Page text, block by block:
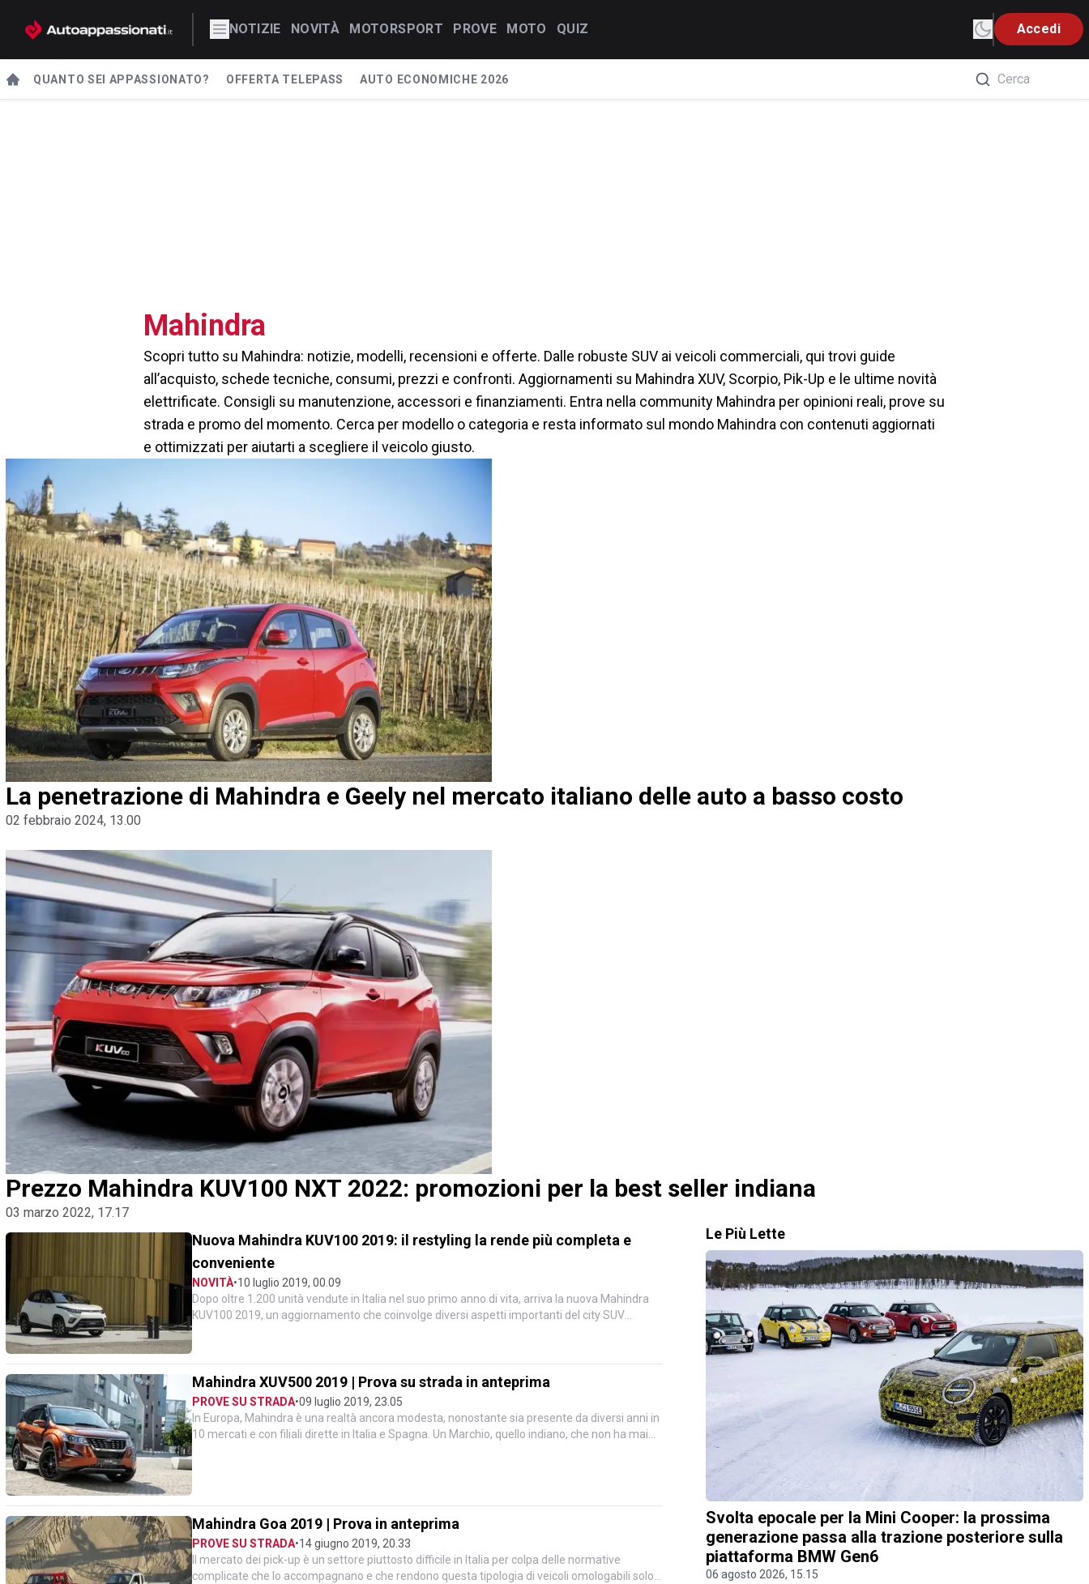
NOTIZIE NOVITÀ MOTORSPORT PROVE MOTO QUIZ Accedi
QUANTO SEI APPASSIONATO? OFFERTA TELEPASS AUTO ECONOMICHE 2026
Mahindra
Scopri tutto su Mahindra: notizie, modelli, recensioni e offerte. Dalle robuste SUV ai veicoli commerciali, qui trovi guide
all’acquisto, schede tecniche, consumi, prezzi e confronti. Aggiornamenti su Mahindra XUV, Scorpio, Pik-Up e le ultime novità
elettrificate. Consigli su manutenzione, accessori e finanziamenti. Entra nella community Mahindra per opinioni reali, prove su
strada e promo del momento. Cerca per modello o categoria e resta informato sul mondo Mahindra con contenuti aggiornati
e ottimizzati per aiutarti a scegliere il veicolo giusto.
La penetrazione di Mahindra e Geely nel mercato italiano delle auto a basso costo
02 febbraio 2024, 13.00
Prezzo Mahindra KUV100 NXT 2022: promozioni per la best seller indiana
03 marzo 2022, 17.17
Nuova Mahindra KUV100 2019: il restyling la rende più completa e
conveniente
NOVITÀ•10 luglio 2019, 00.09
Dopo oltre 1.200 unità vendute in Italia nel suo primo anno di vita, arriva la nuova Mahindra
KUV100 2019, un aggiornamento che coinvolge diversi aspetti importanti del city SUV
Mahindra XUV500 2019 | Prova su strada in anteprima
PROVE SU STRADA•09 luglio 2019, 23.05
In Europa, Mahindra è una realtà ancora modesta, nonostante sia presente da diversi anni in
10 mercati e con filiali dirette in Italia e Spagna. Un Marchio, quello indiano, che non ha mai
Mahindra Goa 2019 | Prova in anteprima
PROVE SU STRADA•14 giugno 2019, 20.33
Il mercato dei pick-up è un settore piuttosto difficile in Italia per colpa delle normative
complicate che lo accompagnano e che rendono questa tipologia di veicoli omologabili solo
Le Più Lette
Svolta epocale per la Mini Cooper: la prossima
generazione passa alla trazione posteriore sulla
piattaforma BMW Gen6
06 agosto 2026, 15.15